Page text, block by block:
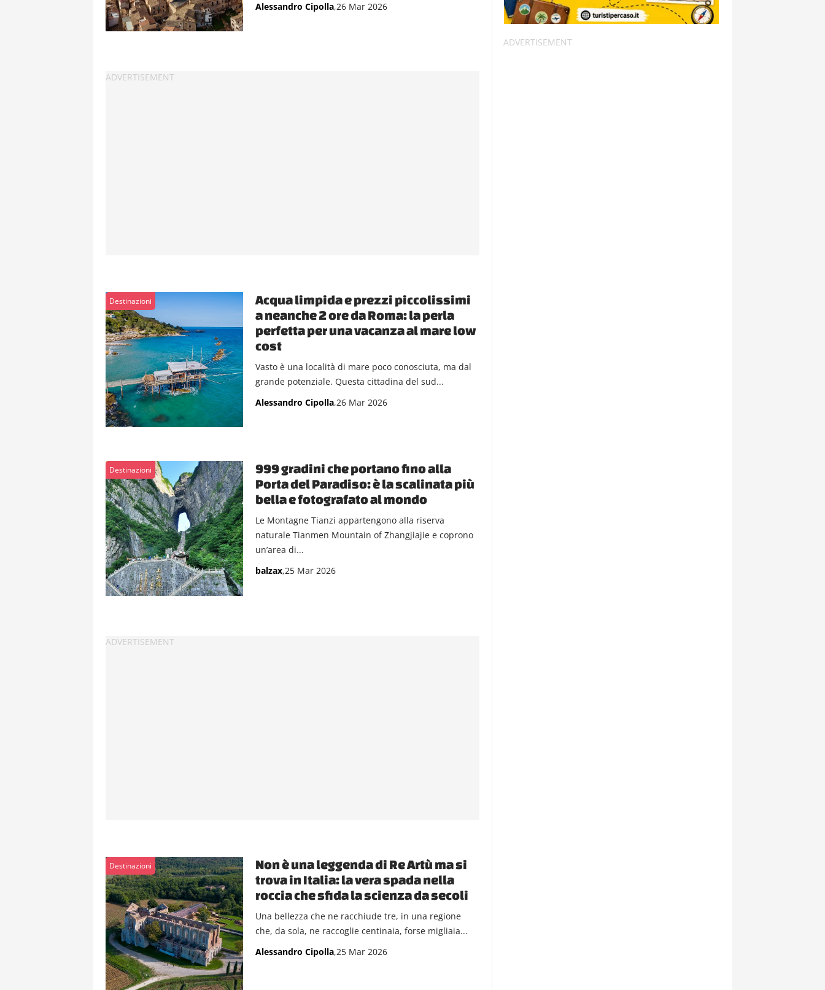
Alessandro Cipolla,26 Mar 2026
Destinazioni
Acqua limpida e prezzi piccolissimi
a neanche 2 ore da Roma: la perla
perfetta per una vacanza al mare low
cost
Vasto è una località di mare poco conosciuta, ma dal
grande potenziale. Questa cittadina del sud...
Alessandro Cipolla,26 Mar 2026
Destinazioni
999 gradini che portano fino alla
Porta del Paradiso: è la scalinata più
bella e fotografato al mondo
Le Montagne Tianzi appartengono alla riserva
naturale Tianmen Mountain of Zhangjiajie e coprono
un’area di...
balzax,25 Mar 2026
Destinazioni
Non è una leggenda di Re Artù ma si
trova in Italia: la vera spada nella
roccia che sfida la scienza da secoli
Una bellezza che ne racchiude tre, in una regione
che, da sola, ne raccoglie centinaia, forse migliaia...
Alessandro Cipolla,25 Mar 2026